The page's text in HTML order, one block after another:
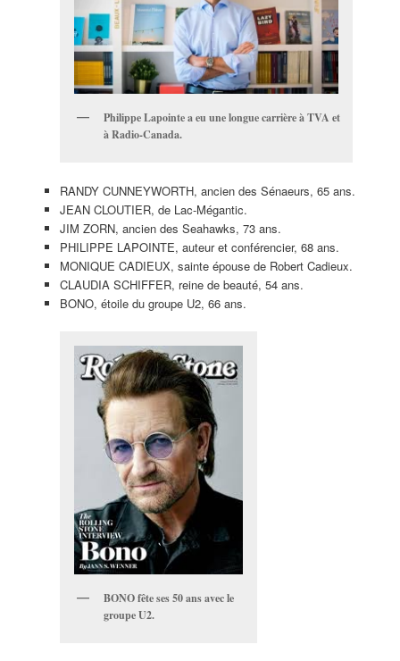
Philippe Lapointe a eu une longue carrière à TVA et
à Radio-Canada.
RANDY CUNNEYWORTH, ancien des Sénaeurs, 65 ans.
JEAN CLOUTIER, de Lac-Mégantic.
JIM ZORN, ancien des Seahawks, 73 ans.
PHILIPPE LAPOINTE, auteur et conférencier, 68 ans.
MONIQUE CADIEUX, sainte épouse de Robert Cadieux.
CLAUDIA SCHIFFER, reine de beauté, 54 ans.
BONO, étoile du groupe U2, 66 ans.
BONO fête ses 50 ans avec le
groupe U2.